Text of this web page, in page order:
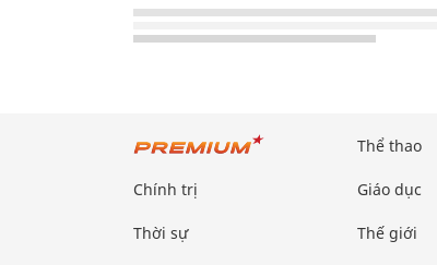
Chính trị
Thời sự
Thể thao
Giáo dục
Thế giới